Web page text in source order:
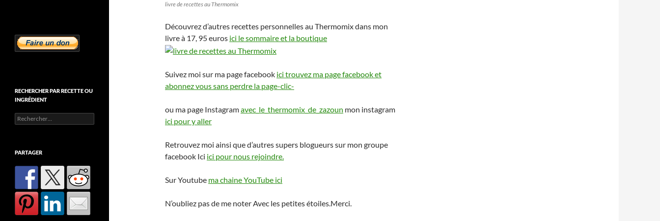
livre de recettes au Thermomix
Découvrez d’autres recettes personnelles au Thermomix dans mon
livre à 17, 95 euros ici le sommaire et la boutique
Suivez moi sur ma page facebook ici trouvez ma page facebook et
abonnez vous sans perdre la page-clic-
ou ma page Instagramavec_le_thermomix_de_zazoun mon instagram
ici pour y aller
Retrouvez moi ainsi que d’autres supers blogueurs sur mon groupe
facebook Ici ici pour nous rejoindre.
Sur Youtube ma chaine YouTube ici
N’oubliez pas de me noter Avec les petites étoiles.Merci.
RECHERCHER PAR RECETTE OU
INGRÉDIENT
Rechercher :
PARTAGER